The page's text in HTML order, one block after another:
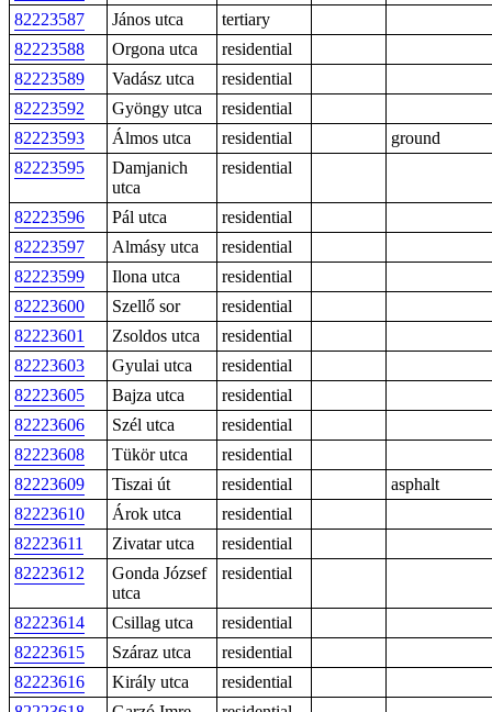
82223587
János utca
tertiary
82223588
Orgona utca
residential
82223589
Vadász utca
residential
82223592
Gyöngy utca
residential
82223593
Álmos utca residential
ground
82223595
Damjanich
utca
residential
82223596 Pál utca
residential
82223597
Almásy utca
residential
82223599
Ilona utca
residential
82223600
Szellő sor
residential
82223601
Zsoldos utca
residential
82223603
Gyulai utca
residential
82223605
Bajza utca
residential
82223606
Szél utca
residential
82223608
Tükör utca
residential
82223609
Tiszai út residential
asphalt
82223610
Árok utca
residential
82223611
Zivatar utca
residential
82223612
Gonda József
utca
residential
82223614 Csillag utca
residential
82223615
Száraz utca
residential
82223616
Király utca
residential